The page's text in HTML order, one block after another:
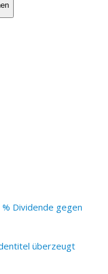
Dividende gegen
überzeugt